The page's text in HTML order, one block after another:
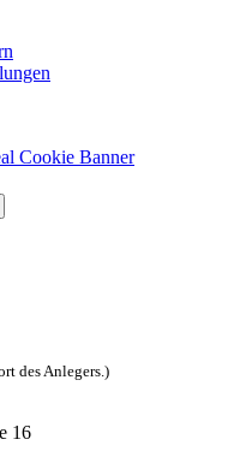
Cookie Banner
des Anlegers.)
16